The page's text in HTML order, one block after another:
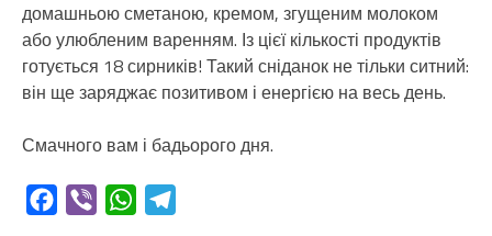
домашньою сметаною, кремом, згущеним молоком
або улюбленим варенням. Із цієї кількості продуктів
готується 18 сирників! Такий сніданок не тільки ситний:
він ще заряджає позитивом і енергією на весь день.
Смачного вам і бадьорого дня.
Facebook
Viber WhatsApp